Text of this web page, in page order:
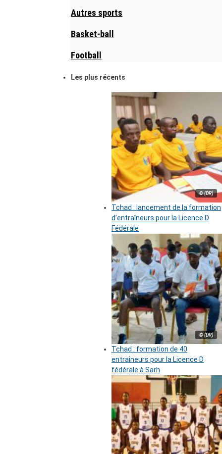
Autres sports
Basket-ball
Football
Les plus récents
© (DR)
Tchad : lancement de la formation
d’entraîneurs pour la Licence D
Fédérale
© (DR)
Tchad : formation de 40
entraîneurs pour la Licence D
fédérale à Sarh